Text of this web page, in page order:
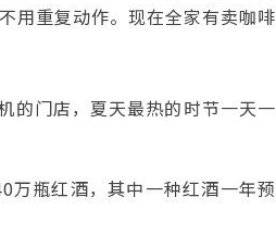
用重复动作。现在全家有卖咖啡
的门店，夏天最热的时节一天一
瓶红酒，其中一种红酒一年预